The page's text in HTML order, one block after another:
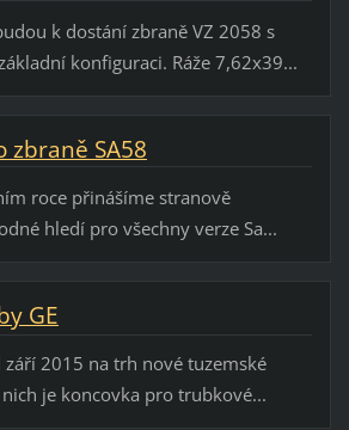
k dostání zbraně VZ 2058 s
konfiguraci. Ráže 7,62x39...
zbraně SA58
roce přinášíme stranově
hledí pro všechny verze Sa...
GE
září 2015 na trh nové tuzemské
je koncovka pro trubkové...